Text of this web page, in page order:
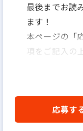
最後までお読
ます！
本ページの「
項をご記入の
「応募する」
WEB応募書類
応募す